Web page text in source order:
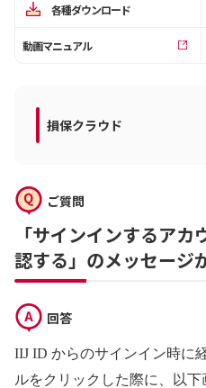
OCNのお客さまはこちら
各種ダウンロード
動画マニュアル
損保クラウド
ご質問
「サインインするア
認する」のメッセージ
回答
IIJ ID からのサインイン時に
ルをクリックした際に、以下